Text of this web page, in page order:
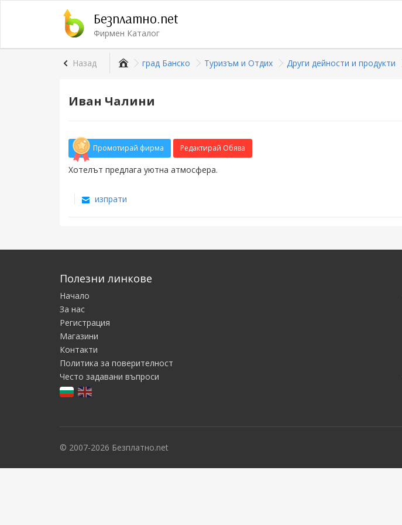
Безплатно.net
Фирмен Каталог
Назад град Банско Туризъм и Отдих Други дейности и продукти
Иван Чалини
Промотирай фирма Редактирай Обява
Хотелът предлага уютна атмосфера.
изпрати
Полезни линкове
Начало
За нас
Регистрация
Магазини
Контакти
Политика за поверителност
Често задавани въпроси
© 2007-2026 Безплатно.net